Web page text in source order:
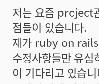
저는 요즘 project
점들이 있습니다.
제가 ruby on rails
수정사항들만 유심
이 기다리고 있습